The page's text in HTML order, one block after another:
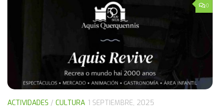
0
ACTIVIDADES / CULTURA 1 SEPTIEMBRE, 2025